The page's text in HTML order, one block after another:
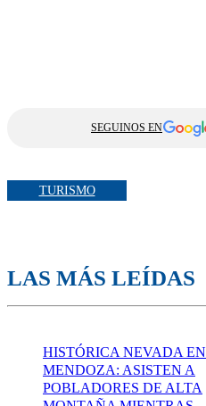
SEGUINOS EN
TURISMO
LAS MÁS LEÍDAS
HISTÓRICA NEVADA EN
MENDOZA: ASISTEN A
POBLADORES DE ALTA